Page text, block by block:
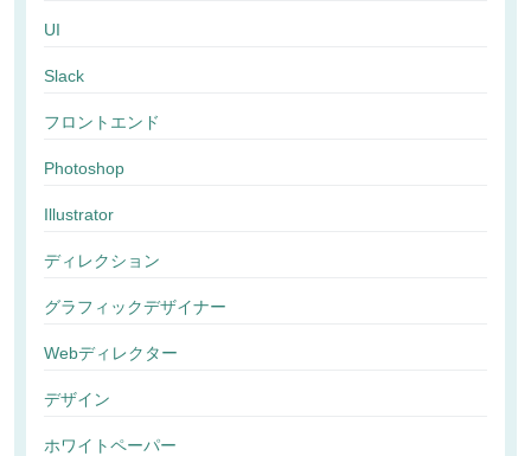
UI
Slack
フロントエンド
Photoshop
Illustrator
ディレクション
グラフィックデザイナー
Webディレクター
デザイン
ホワイトペーパー